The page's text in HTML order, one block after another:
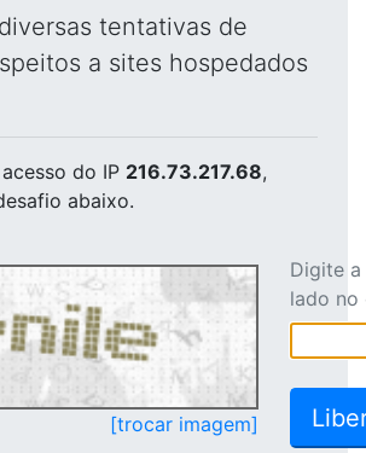
tentativas de
a sites hospedados
do IP 216.73.217.68,
abaixo.
[trocar imagem]
Digite
lado no